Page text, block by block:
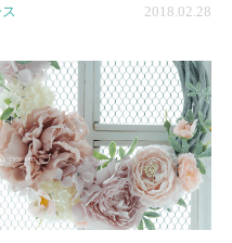
2018.02.28